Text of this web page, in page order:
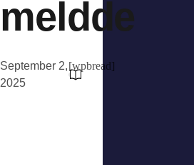
meldde
September 2,
2025
[wpbread]